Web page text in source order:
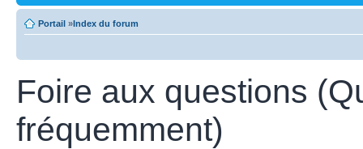
Portail »Index du forum
Foire aux questions
fréquemment)